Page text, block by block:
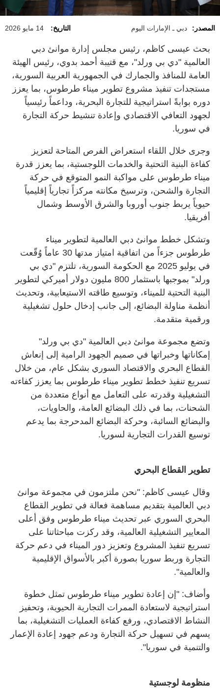
المصدر: دبي ـ الإمارات اليوم التاريخ: 14 مايو 2026
بحث عيسى كاظم، رئيس مجلس إدارة موانئ دبي
العالمية "دي بي ورلد"، مع قتيبة أحمد بدوي، رئيس الهيئة
العامة للمنافذ والجمارك في الجمهورية العربية السورية،
مستجدات تنفيذ مشروع تطوير ميناء طرطوس، بما يعزز
دوره بوابةً استراتيجية للتجارة البحرية، وداعماً رئيسياً
لجهود التعافي الاقتصادي وإعادة تنشيط حركة التجارة
في سوريا.
وجرى خلال اللقاء استعراض الفرص المتاحة لتعزيز
كفاءة البنية التحتية والخدمات اللوجستية، بما يعزز قدرة
ميناء طرطوس على مواكبة النمو المتوقع في حركة
التجارة والشحن، وترسيخ مكانته مركزاً تجارياً إقليمياً
حيوياً يربط جنوب أوروبا والشرق الأوسط وشمال
أفريقيا.
وتشكل خطط موانئ دبي العالمية لتطوير ميناء
طرطوس جزءاً من اتفاقية امتياز مدتها 30 عاماً وُقّعت
في يوليو 2025 مع الحكومة السورية، تلتزم "دي بي
ورلد" بموجبها باستثمار 800 مليون دولار أميركي لتطوير
البنية التحتية للميناء، وتوسيع طاقته الاستيعابية، وتحديث
أنظمة مناولة البضائع، إلى جانب إدخال حلول تشغيلية
ورقمية متقدمة.
وتضع مجموعة موانئ دبي العالمية "دي بي ورلد"
إمكاناتها وخبراتها في صميم الجهود الرامية إلى إنعاش
القطاع البحري والاقتصاد السوري بشكل عام، من خلال
تسريع تنفيذ خطط تطوير ميناء طرطوس بما يعزز كفاءته
التشغيلية وقدرته على التعامل مع أنواع متعددة من
الشحنات، بما في ذلك البضائع العامة، والحاويات،
والبضائع السائبة، وحركة البضائع المدحرجة بما يدعم
توسيع القدرات التجارية لسوريا.
تطوير القطاع البحري
وقال عيسى كاظم: "نحن ملتزمون في مجموعة موانئ
دبي العالمية بتقديم مساهمة فعالة في تطوير القطاع
البحري السوري عبر تحديث ميناء طرطوس وفق أعلى
المعايير التشغيلية العالمية، وقد ركزت مباحثاتنا على
تسريع تنفيذ المشروع وتعزيز دور الميناء في دعم حركة
التجارة وربط سوريا بصورة أكبر بالأسواق الإقليمية
والعالمية".
وأضاف: "إن إعادة تطوير ميناء طرطوس تمثل خطوة
استراتيجية لاستعادة الممرات التجارية الحيوية، وتحفيز
النشاط الاقتصادي، ورفع كفاءة العمليات التشغيلية، بما
يسهم في تسهيل حركة التجارة ودعم جهود إعادة الإعمار
والتنمية في سوريا".
منظومة لوجستية